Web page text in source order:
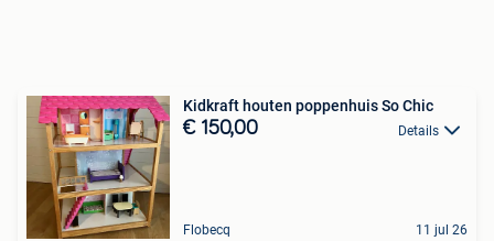
Kidkraft houten poppenhuis So Chic
€ 150,00 Details
Flobecq 11 jul 26